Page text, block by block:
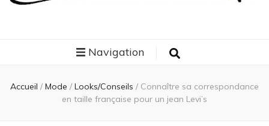
Navigation
Accueil / Mode / Looks/Conseils / Connaître sa correspondance
en taille française pour un jean Levi’s